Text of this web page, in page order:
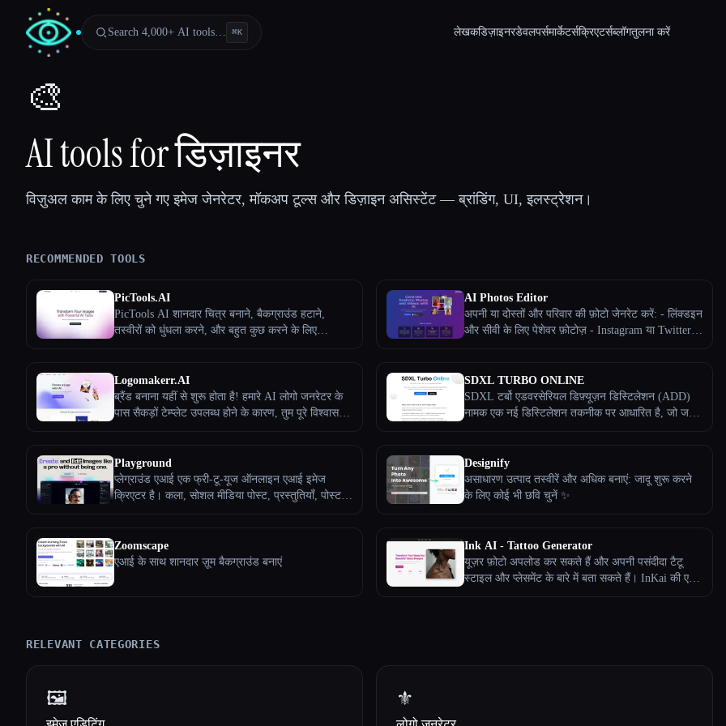
Search 4,000+ AI tools… ⌘K लेखकडिज़ाइनरडेवलपर्समार्केटर्सक्रिएटर्सब्लॉगतुलना करें
🎨
AI tools for डिज़ाइनर
विज़ुअल काम के लिए चुने गए इमेज जेनरेटर, मॉकअप टूल्स और डिज़ाइन असिस्टेंट — ब्रांडिंग, UI, इलस्ट्रेशन।
RECOMMENDED TOOLS
PicTools.AI
PicTools AI शानदार चित्र बनाने, बैकग्राउंड हटाने,
तस्वीरों को धुंधला करने, और बहुत कुछ करने के लिए
AI Photos Editor
अपनी या दोस्तों और परिवार की फ़ोटो जेनरेट करें: - लिंक्डइन
और सीवी के लिए पेशेवर फ़ोटोज़ - Instagram या Twitter के
जोड़ना, वज़न कम करना,...) - डेटिंग ऐप्स के लिए हॉट तस्वीरें
-...
Logomakerr.AI
ब्रैंड बनाना यहीं से शुरू होता है! हमारे AI लोगो जनरेटर के
पास सैकड़ों टेम्प्लेट उपलब्ध होने के कारण, तुम पूरे विश्वास के
चिंता करने या किसी प्रीमियम डिज़ाइनर के लिए भुगतान करने
की कोई ज़रूरत नहीं है। एक ब्रैंड बनाने के लिए तुम्हेंं जो कुछ
भी चाहिए वह सब यहाँ है!
SDXL TURBO ONLINE
SDXL टर्बो एडवरसेरियल डिफ़्यूज़न डिस्टिलेशन (ADD)
नामक एक नई डिस्टिलेशन तकनीक पर आधारित है, जो जल्दी
Playground
प्लेग्राउंड एआई एक फ्री-टू-यूज ऑनलाइन एआई इमेज
क्रिएटर है। कला, सोशल मीडिया पोस्ट, प्रस्तुतियाँ, पोस्टर,
Designify
असाधारण उत्पाद तस्वीरें और अधिक बनाएं: जादू शुरू करने
के लिए कोई भी छवि चुनें ✨
Zoomscape
एआई के साथ शानदार ज़ूम बैकग्राउंड बनाएं
Ink AI - Tattoo Generator
यूज़र फ़ोटो अपलोड कर सकते हैं और अपनी पसंदीदा टैटू
स्टाइल और प्लेसमेंट के बारे में बता सकते हैं। InKai की एक
RELEVANT CATEGORIES
🖼️ ⚜️